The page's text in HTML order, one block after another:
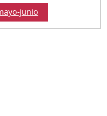
junio